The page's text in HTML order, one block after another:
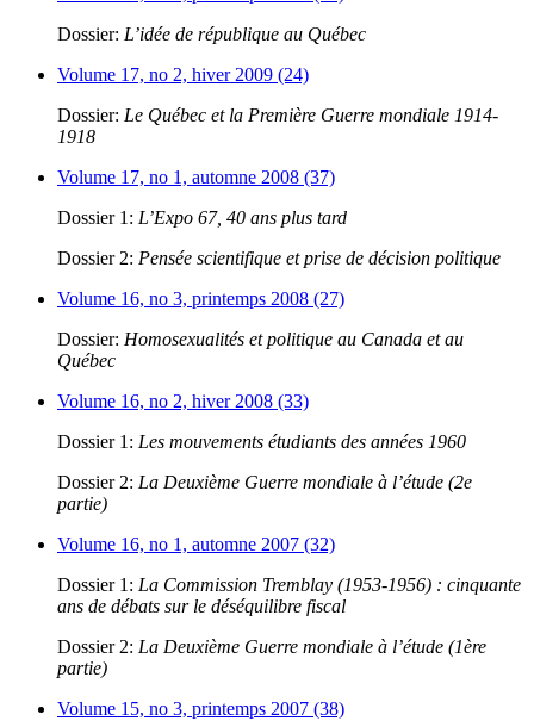
Dossier: L’idée de république au Québec
Volume 17, no 2, hiver 2009 (24)
Dossier: Le Québec et la Première Guerre mondiale 1914-
1918
Volume 17, no 1, automne 2008 (37)
Dossier 1: L’Expo 67, 40 ans plus tard
Dossier 2: Pensée scientifique et prise de décision politique
Volume 16, no 3, printemps 2008 (27)
Dossier: Homosexualités et politique au Canada et au
Québec
Volume 16, no 2, hiver 2008 (33)
Dossier 1: Les mouvements étudiants des années 1960
Dossier 2: La Deuxième Guerre mondiale à l’étude (2e
partie)
Volume 16, no 1, automne 2007 (32)
Dossier 1: La Commission Tremblay (1953-1956) : cinquante
ans de débats sur le déséquilibre fiscal
Dossier 2: La Deuxième Guerre mondiale à l’étude (1ère
partie)
Volume 15, no 3, printemps 2007 (38)